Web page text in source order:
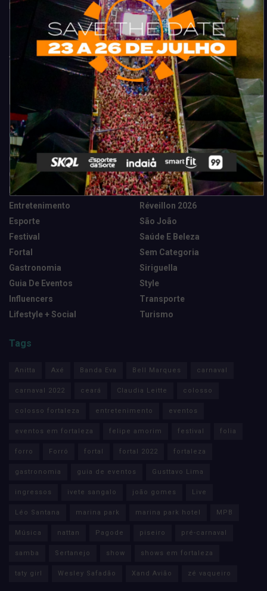
Fortaleza. Dicas, promoções, coberturas exclusivas e muito mais.
Categorias
Camarote Vip Junino
Cidade
Destaques
Entretenimento
Esporte
Festival
Fortal
Gastronomia
Guia De Eventos
Influencers
Lifestyle + Social
Marketing E Negócios
Música
News Tech
Réveillon 2026
São João
Saúde E Beleza
Sem Categoria
Siriguella
Style
Transporte
Turismo
Tags
Anitta Axé Banda Eva Bell Marques carnaval
carnaval 2022 ceará Claudia Leitte colosso
colosso fortaleza entretenimento eventos
eventos em fortaleza felipe amorim festival folia
forro Forró fortal fortal 2022 fortaleza
gastronomia guia de eventos Gusttavo Lima
ingressos ivete sangalo joão gomes Live
Léo Santana marina park marina park hotel MPB
Música nattan Pagode piseiro pré-carnaval
samba Sertanejo show shows em fortaleza
taty girl Wesley Safadão Xand Avião zé vaqueiro